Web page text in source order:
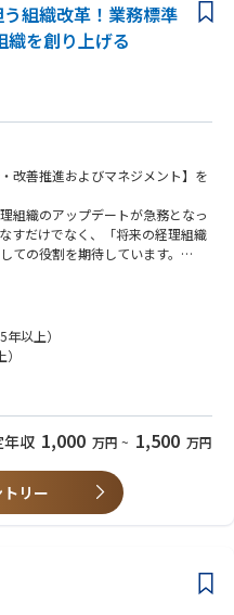
り一人ひとりにあった配信を効率
ダクトです。
ズをしつつご提供をしていきま
界的なテクノロジー企業群にな
ップ企業ならではのスピードとチ
にビジネスを展開するハイブリッ
富なデータアセットと国内屈指の
マーケティングを支援する「マー
のデータとデータ活用技
最大化を支援する「データソリュ
中村様インタビュー＞
めた後は、ご志向性に合わせて、
広げていただくことを期待してい
クト化（外販）も見据え、プロダ
ジャーや事業責任者のような役割
事業の課題を特定し、自社アセ
（新機能、新サービスなど）を企
業の成功を定義し、データに基づ
MA/CRMツールがあります。
位置情報やセンサー情報）とオ
活用した高度な1to1コミュニケー
、チャネル、内容でコミュニケー
の役割を担います。
イズをしつつご提供をしていきま
サービス説明資料の作成経験
ビジネスグロースに関わったご
ての実務経験、またはそれに準ず
方
質を探求するのが好きな方
し、職種を超えてオープンなコミ
できる方
アップ意欲が高い方
う組織改革！業務標準
織を創り上げる
改善推進およびマネジメント】を
組織のアップデートが急務となっ
すだけでなく、「将来の経理組織
ての役割を期待しています。
ンを図りながら、以下のミッショ
マニュアル化
援
ルディング
く把握するための一定の実務関与
以上）
る方
年収 1,000 万円 ~ 1,500 万円
リー